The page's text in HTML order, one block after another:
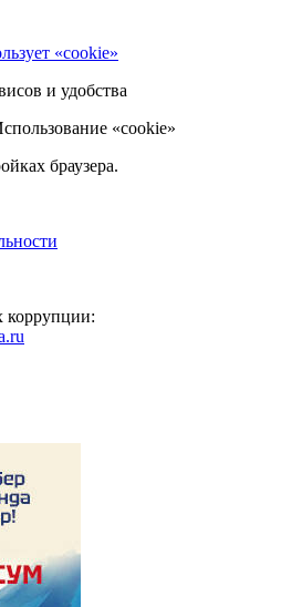
«cookie»
и удобства
«cookie»
браузера.
коррупции: